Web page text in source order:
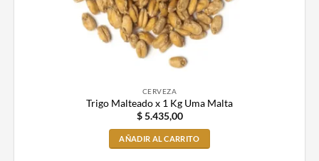
CERVEZA
Trigo Malteado x 1 Kg Uma Malta
$5.435,00
AÑADIR AL CARRITO